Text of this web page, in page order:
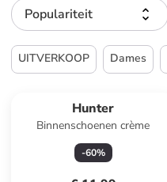
Populariteit
UITVERKOOP Dames
Hunter
Binnenschoenen crème
-60%